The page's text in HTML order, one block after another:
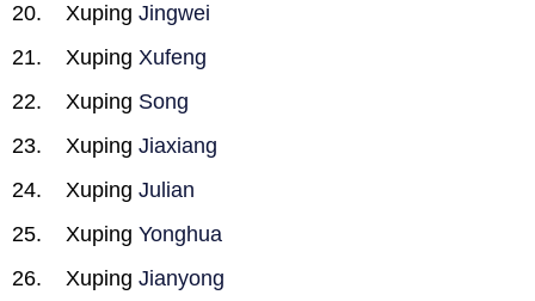
Xuping Jingwei
Xuping Xufeng
Xuping Song
Xuping Jiaxiang
Xuping Julian
Xuping Yonghua
Xuping Jianyong